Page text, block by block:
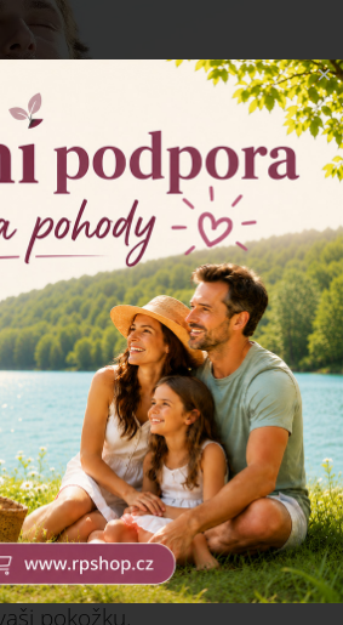
náhrdelník proti stresu
dýchání, například metoda 4-
nástroji v okamžitých
Naučte se tento jednoduchý
v těžkých chvílích, což
pokožku.
×